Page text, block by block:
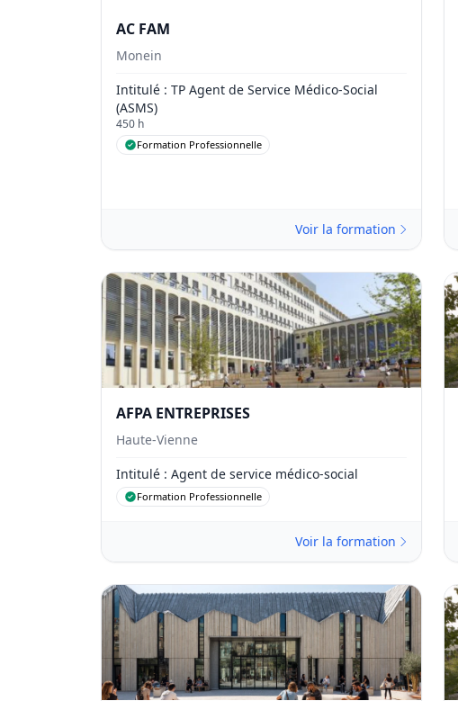
AC FAM
Monein
Intitulé : TP Agent de Service Médico-Social
(ASMS)
450 h
Formation Professionnelle
Voir la formation
AFPA ENTREPRISES
Haute-Vienne
Intitulé : Agent de service médico-social
Formation Professionnelle
Voir la formation